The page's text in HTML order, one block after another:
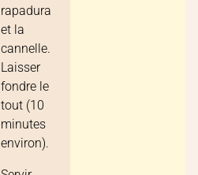
rapadura
et la
cannelle.
Laisser
fondre le
tout (10
minutes
environ).